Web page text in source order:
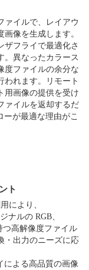
ァイルで、レイアウ
像を生成します。
ザフライで最適化さ
。異なったカラース
度ファイルの余分な
われます。リモート
用画像の提供を受け
ァイルを返却するだ
が最適な理由がこ
ト
により、
ナルの RGB、
高解像度ファイル
・出力のニーズに応
による高品質の画像